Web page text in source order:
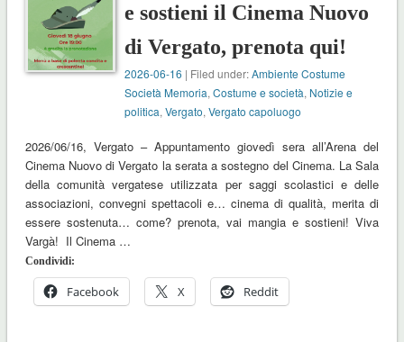
e sostieni il Cinema Nuovo
di Vergato, prenota qui!
2026-06-16 | Filed under:Ambiente Costume
Società Memoria,Costume e società, Notizie e
politica,Vergato,Vergato capoluogo
2026/06/16, Vergato – Appuntamento giovedì sera all’Arena del
Cinema Nuovo di Vergato la serata a sostegno del Cinema. La Sala
della comunità vergatese utilizzata per saggi scolastici e delle
associazioni, convegni spettacoli e… cinema di qualità, merita di
essere sostenuta… come? prenota, vai mangia e sostieni! Viva
Vargà! Il Cinema …
Condividi:
Facebook X Reddit